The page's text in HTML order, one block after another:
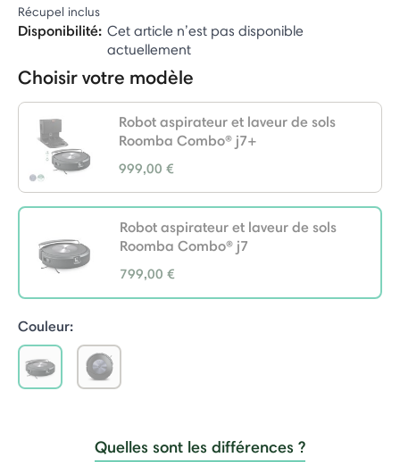
Récupel inclus
Disponibilité: Cet article n’est pas disponible
actuellement
Choisir votre modèle
Robot aspirateur et laveur de sols
Roomba Combo® j7+
999,00 €
Robot aspirateur et laveur de sols
Roomba Combo® j7
799,00 €
selected
Couleur:
Quelles sont les différences ?